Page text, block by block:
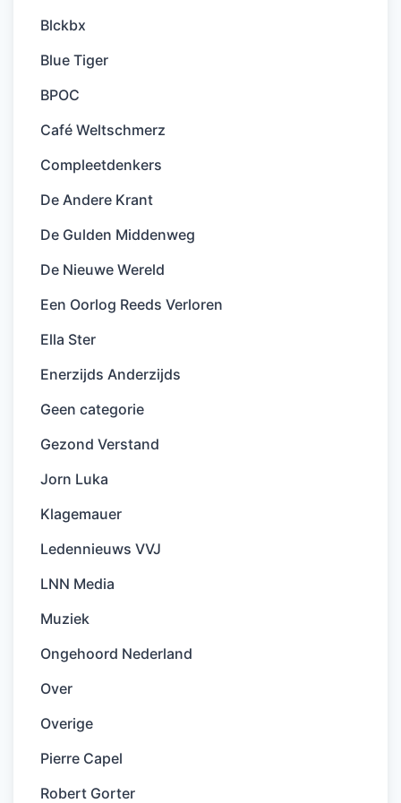
Blckbx
Blue Tiger
BPOC
Café Weltschmerz
Compleetdenkers
De Andere Krant
De Gulden Middenweg
De Nieuwe Wereld
Een Oorlog Reeds Verloren
Ella Ster
Enerzijds Anderzijds
Geen categorie
Gezond Verstand
Jorn Luka
Klagemauer
Ledennieuws VVJ
LNN Media
Muziek
Ongehoord Nederland
Over
Overige
Pierre Capel
Robert Gorter